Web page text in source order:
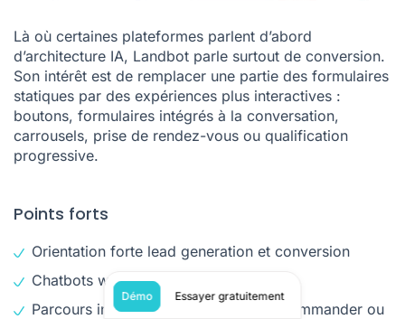
Là où certaines plateformes parlent d’abord
d’architecture IA, Landbot parle surtout de conversion.
Son intérêt est de remplacer une partie des formulaires
statiques par des expériences plus interactives :
boutons, formulaires intégrés à la conversation,
carrousels, prise de rendez-vous ou qualification
progressive.
Points forts
Orientation forte lead generation et conversion
Chatbots web et WhatsApp
Parcours interactifs pour qualifier, recommander ou
Démo Essayer gratuitement